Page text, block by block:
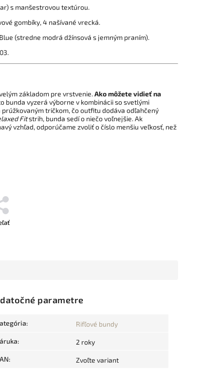
s manšestrovou textúrou.
gombíky, 4 našívané vrecká.
(stredne modrá džínsová s jemným praním).
základom pre vrstvenie.Ako môžete vidieť na
bunda vyzerá výborne v kombinácii so svetlými
tričkom, čo outfitu dodáva odľahčený
Fitstrih, bunda sedí o niečo voľnejšie. Ak
vzhľad, odporúčame zvoliť o číslo menšiu veľkosť, než
parametre
: Rifľové bundy
: 2 roky
: Zvoľte variant